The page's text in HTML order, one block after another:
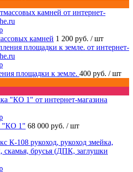
камней 1 200 руб. / шт
площадки к земле. 400 руб. / шт
"КО 1" 68 000 руб. / шт